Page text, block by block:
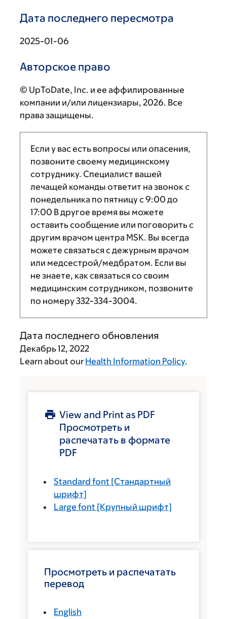
Дата последнего пересмотра
2025-01-06
Авторское право
© UpToDate, Inc. и ее аффилированные
компании и/или лицензиары, 2026. Все
права защищены.
Если у вас есть вопросы или опасения,
позвоните своему медицинскому
сотруднику. Специалист вашей
лечащей команды ответит на звонок с
понедельника по пятницу с9:00 до
17:00 В другое время вы можете
оставить сообщение или поговорить с
другим врачом центра MSK. Вы всегда
можете связаться с дежурным врачом
или медсестрой/медбратом. Если вы
не знаете, как связаться со своим
медицинским сотрудником, позвоните
по номеру332-334-3004.
Дата последнего обновления
Декабрь 12, 2022
Learn about our Health Information Policy.
View and Print as PDF
Просмотреть и
распечатать в формате
PDF
Standard font [Стандартный
шрифт]
Large font [Крупный шрифт]
Просмотреть и распечатать
перевод
English